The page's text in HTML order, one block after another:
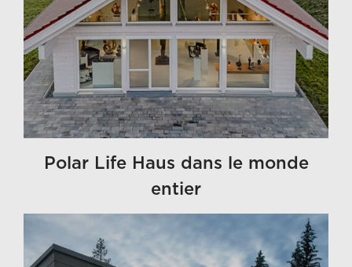
Polar Life Haus dans le monde
entier